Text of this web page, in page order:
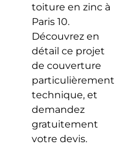
toiture en zinc à
Paris 10.
Découvrez en
détail ce projet
de couverture
particulièrement
technique, et
demandez
gratuitement
votre devis.